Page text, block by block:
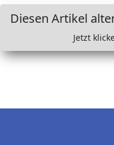
Diesen Artikel
Jetzt